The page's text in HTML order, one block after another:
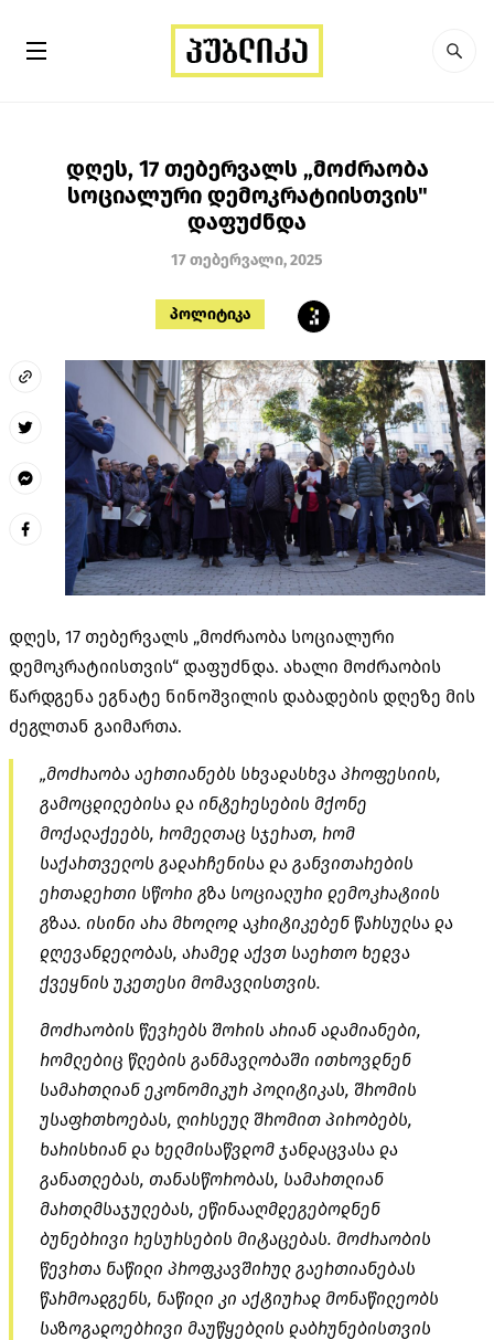
დღეს, 17 თებერვალს „მოძრაობა
სოციალური დემოკრატიისთვის"
დაფუძნდა
17 თებერვალი, 2025
პოლიტიკა
დღეს, 17 თებერვალს „მოძრაობა სოციალური
დემოკრატიისთვის“ დაფუძნდა. ახალი მოძრაობის
წარდგენა ეგნატე ნინოშვილის დაბადების დღეზე მის
ძეგლთან გაიმართა.
„მოძრაობა აერთიანებს სხვადასხვა პროფესიის,
გამოცდილებისა და ინტერესების მქონე
მოქალაქეებს, რომელთაც სჯერათ, რომ
საქართველოს გადარჩენისა და განვითარების
ერთადერთი სწორი გზა სოციალური დემოკრატიის
გზაა. ისინი არა მხოლოდ აკრიტიკებენ წარსულსა და
დღევანდელობას, არამედ აქვთ საერთო ხედვა
ქვეყნის უკეთესი მომავლისთვის.
მოძრაობის წევრებს შორის არიან ადამიანები,
რომლებიც წლების განმავლობაში ითხოვდნენ
სამართლიან ეკონომიკურ პოლიტიკას, შრომის
უსაფრთხოებას, ღირსეულ შრომით პირობებს,
ხარისხიან და ხელმისაწვდომ ჯანდაცვასა და
განათლებას, თანასწორობას, სამართლიან
მართლმსაჯულებას, ეწინააღმდეგებოდნენ
ბუნებრივი რესურსების მიტაცებას. მოძრაობის
წევრთა ნაწილი პროფკავშირულ გაერთიანებას
წარმოადგენს, ნაწილი კი აქტიურად მონაწილეობს
საზოგადოებრივი მაუწყებლის დაბრუნებისთვის